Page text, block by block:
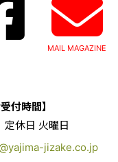
MAIL MAGAZINE
付時間】
定休日 火曜日
jizake.co.jp